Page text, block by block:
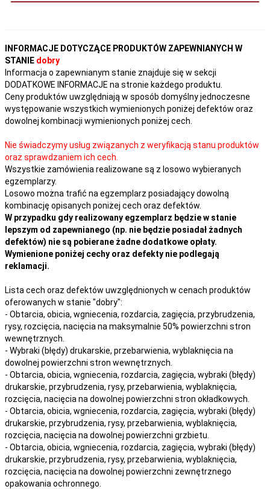
INFORMACJE DOTYCZĄCE PRODUKTÓW ZAPEWNIANYCH W
STANIE dobry
Informacja o zapewnianym stanie znajduje się w sekcji
DODATKOWE INFORMACJE na stronie każdego produktu.
Ceny produktów uwzględniają w sposób domyślny jednoczesne
występowanie wszystkich wymienionych poniżej defektów oraz
dowolnej kombinacji wymienionych poniżej cech.
Nie świadczymy usług związanych z weryfikacją stanu produktów
oraz sprawdzaniem ich cech.
Wszystkie zamówienia realizowane są z losowo wybieranych
egzemplarzy.
Losowo można trafić na egzemplarz posiadający dowolną
kombinację opisanych poniżej cech oraz defektów.
W przypadku gdy realizowany egzemplarz będzie w stanie
lepszym od zapewnianego (np. nie będzie posiadał żadnych
defektów) nie są pobierane żadne dodatkowe opłaty.
Wymienione poniżej cechy oraz defekty nie podlegają
reklamacji.
Lista cech oraz defektów uwzględnionych w cenach produktów
oferowanych w stanie "dobry":
- Obtarcia, obicia, wgniecenia, rozdarcia, zagięcia, przybrudzenia,
rysy, rozcięcia, nacięcia na maksymalnie 50% powierzchni stron
wewnętrznych.
- Wybraki (błędy) drukarskie, przebarwienia, wyblaknięcia na
dowolnej powierzchni stron wewnętrznych.
- Obtarcia, obicia, wgniecenia, rozdarcia, zagięcia, wybraki (błędy)
drukarskie, przybrudzenia, rysy, przebarwienia, wyblaknięcia,
rozcięcia, nacięcia na dowolnej powierzchni stron okładkowych.
- Obtarcia, obicia, wgniecenia, rozdarcia, zagięcia, wybraki (błędy)
drukarskie, przybrudzenia, rysy, przebarwienia, wyblaknięcia,
rozcięcia, nacięcia na dowolnej powierzchni grzbietu.
- Obtarcia, obicia, wgniecenia, rozdarcia, zagięcia, wybraki (błędy)
drukarskie, przybrudzenia, rysy, przebarwienia, wyblaknięcia,
rozcięcia, nacięcia na dowolnej powierzchni zewnętrznego
opakowania ochronnego.